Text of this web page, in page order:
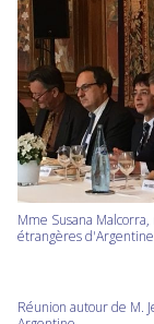
Mme Susana
étrangères d'Argentine
Réunion autour de M.